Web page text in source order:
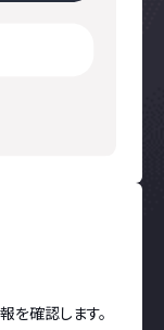
を確認します。